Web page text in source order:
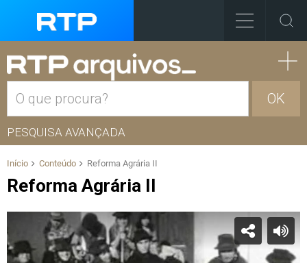
OK
PESQUISA AVANÇADA
Início Conteúdo Reforma Agrária II
Reforma Agrária II